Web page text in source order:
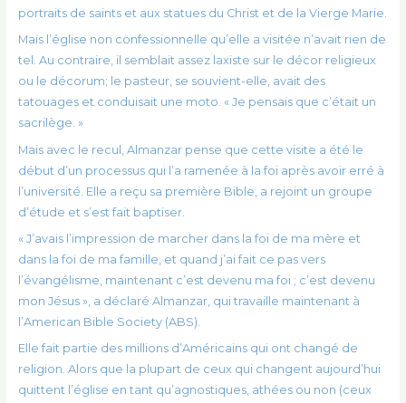
portraits de saints et aux statues du Christ et de la Vierge Marie.
Mais l’église non confessionnelle qu’elle a visitée n’avait rien de
tel. Au contraire, il semblait assez laxiste sur le décor religieux
ou le décorum; le pasteur, se souvient-elle, avait des
tatouages ​​et conduisait une moto. « Je pensais que c’était un
sacrilège. »
Mais avec le recul, Almanzar pense que cette visite a été le
début d’un processus qui l’a ramenée à la foi après avoir erré à
l’université. Elle a reçu sa première Bible, a rejoint un groupe
d’étude et s’est fait baptiser.
« J’avais l’impression de marcher dans la foi de ma mère et
dans la foi de ma famille, et quand j’ai fait ce pas vers
l’évangélisme, maintenant c’est devenu ma foi ; c’est devenu
mon Jésus », a déclaré Almanzar, qui travaille maintenant à
l’American Bible Society (ABS).
Elle fait partie des millions d’Américains qui ont changé de
religion. Alors que la plupart de ceux qui changent aujourd’hui
quittent l’église en tant qu’agnostiques, athées ou non (ceux